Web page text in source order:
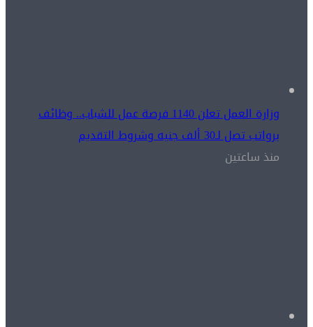
وزارة العمل تعلن 1140 فرصة عمل للشباب.. وظائف
برواتب تصل لـ30 ألف جنيه وشروط التقديم
منذ ساعتين